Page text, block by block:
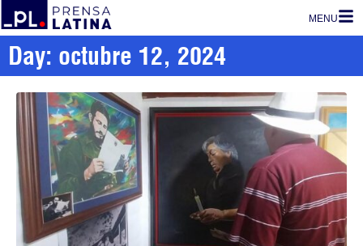
MENU
Day: octubre 12, 2024